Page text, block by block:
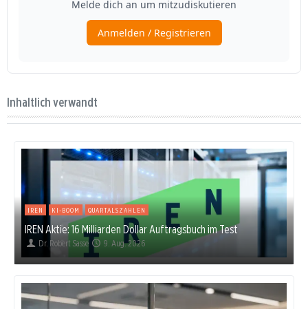
Inhaltlich verwandt
IREN KI-BOOM QUARTALSZAHLEN
IREN Aktie: 16 Milliarden Dollar Auftragsbuch im Test
Dr. Robert Sasse 9. Aug. 2026